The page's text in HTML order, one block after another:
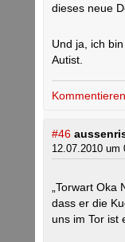
dieses neue
Und ja, ich
Autist.
Kommentieren
#46
12.07.2010 um
„Torwart Oka
dass er die
uns im Tor ist